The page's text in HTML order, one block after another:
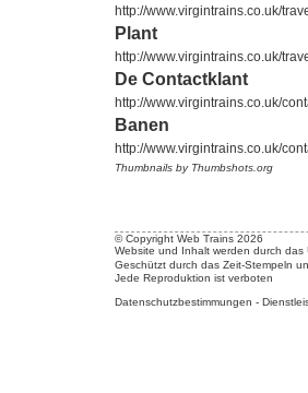
http://www.virgintrains.co.uk/
Plant
http://www.virgintrains.co.uk/
De Contactklant
http://www.virgintrains.co.uk/
Banen
http://www.virgintrains.co.uk/
Thumbnails by Thumbshots.org
© Copyright Web Trains 2026
Website und Inhalt werden durch
Geschützt durch das Zeit-Stempeln
Jede Reproduktion ist verboten
Datenschutzbestimmungen -